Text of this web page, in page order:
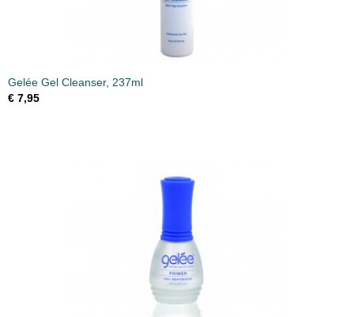
Gelée Gel Cleanser, 237ml
€ 7,95